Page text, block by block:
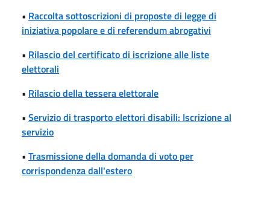
• Raccolta sottoscrizioni di proposte di legge di
iniziativa popolare e di referendum abrogativi
• Rilascio del certificato di iscrizione alle liste
elettorali
• Rilascio della tessera elettorale
• Servizio di trasporto elettori disabili: Iscrizione al
servizio
• Trasmissione della domanda di voto per
corrispondenza dall'estero